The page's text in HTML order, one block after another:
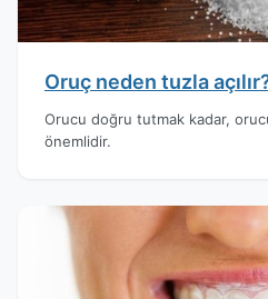
Oruç neden tuzla
Orucu doğru tutmak kadar,
önemlidir.